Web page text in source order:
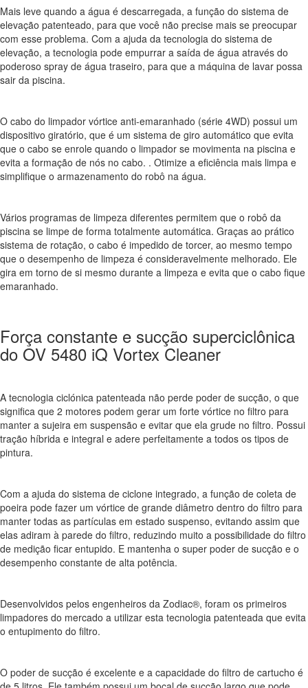
Mais leve quando a água é descarregada, a função do sistema de
elevação patenteado, para que você não precise mais se preocupar
com esse problema. Com a ajuda da tecnologia do sistema de
elevação, a tecnologia pode empurrar a saída de água através do
poderoso spray de água traseiro, para que a máquina de lavar possa
sair da piscina.
O cabo do limpador vórtice anti-emaranhado (série 4WD) possui um
dispositivo giratório, que é um sistema de giro automático que evita
que o cabo se enrole quando o limpador se movimenta na piscina e
evita a formação de nós no cabo. . Otimize a eficiência mais limpa e
simplifique o armazenamento do robô na água.
Vários programas de limpeza diferentes permitem que o robô da
piscina se limpe de forma totalmente automática. Graças ao prático
sistema de rotação, o cabo é impedido de torcer, ao mesmo tempo
que o desempenho de limpeza é consideravelmente melhorado. Ele
gira em torno de si mesmo durante a limpeza e evita que o cabo fique
emaranhado.
Força constante e sucção superciclônica
do OV 5480 iQ Vortex Cleaner
A tecnologia ciclónica patenteada não perde poder de sucção, o que
significa que 2 motores podem gerar um forte vórtice no filtro para
manter a sujeira em suspensão e evitar que ela grude no filtro. Possui
tração híbrida e integral e adere perfeitamente a todos os tipos de
pintura.
Com a ajuda do sistema de ciclone integrado, a função de coleta de
poeira pode fazer um vórtice de grande diâmetro dentro do filtro para
manter todas as partículas em estado suspenso, evitando assim que
elas adiram à parede do filtro, reduzindo muito a possibilidade do filtro
de medição ficar entupido. E mantenha o super poder de sucção e o
desempenho constante de alta potência.
Desenvolvidos pelos engenheiros da Zodiac®, foram os primeiros
limpadores do mercado a utilizar esta tecnologia patenteada que evita
o entupimento do filtro.
O poder de sucção é excelente e a capacidade do filtro de cartucho é